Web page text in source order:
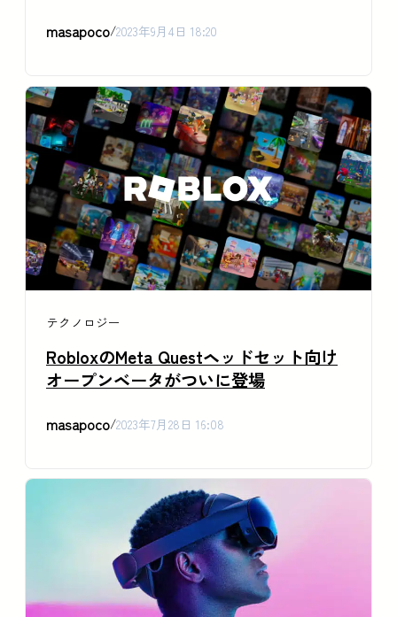
masapoco/2023年9月4日 18:20
テクノロジー
RobloxのMeta Questヘッドセット向け
オープンベータがついに登場
masapoco/2023年7月28日 16:08